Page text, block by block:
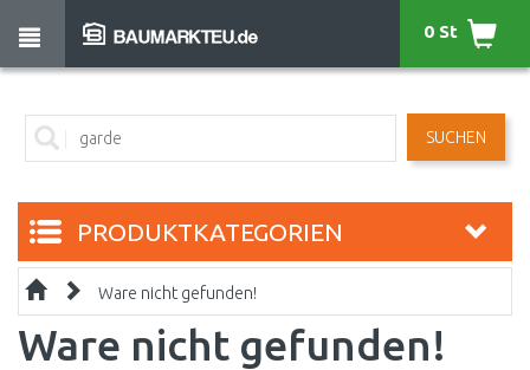
SUCHEN
0 St
PRODUKTKATEGORIEN
Ware nicht gefunden!
Ware nicht gefunden!